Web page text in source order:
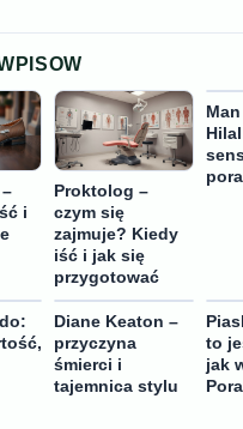
i
Proktolog –
czym się
zajmuje? Kiedy
iść i jak się
przygotować
Diane Keaton –
przyczyna
śmierci i
tajemnica stylu
to
jak